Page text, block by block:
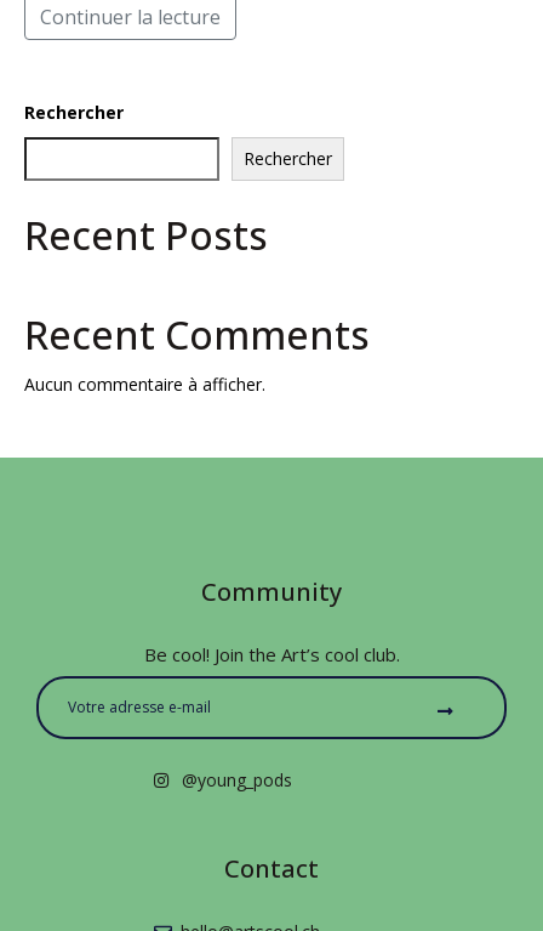
Continuer la lecture
Rechercher
Rechercher
Recent Posts
Recent Comments
Aucun commentaire à afficher.
Community
Be cool! Join the Art’s cool club.
@young_pods
Contact